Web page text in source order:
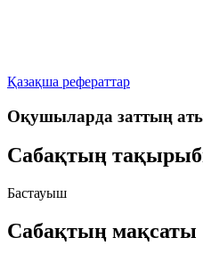
Қазақша рефераттар
Оқушыларда заттың
Сабақтың
Бастауыш
Сабақтың мақсаты